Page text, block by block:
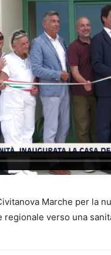
Marche per la
regionale verso una